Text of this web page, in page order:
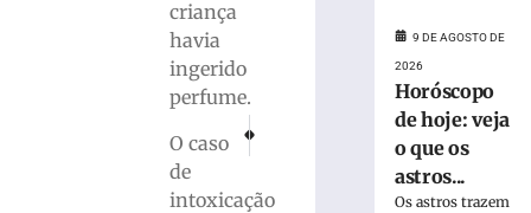
criança
havia
ingerido
perfume.
O caso
de
intoxicação
Sub-17 do Brusque empata contra o
Polícia Civil prende mulher em flagrante por
adultos
sintomas
Araquari
9 DE AGOSTO DE
2026
Horóscopo
de hoje: veja
o que os
astros...
Os astros trazem